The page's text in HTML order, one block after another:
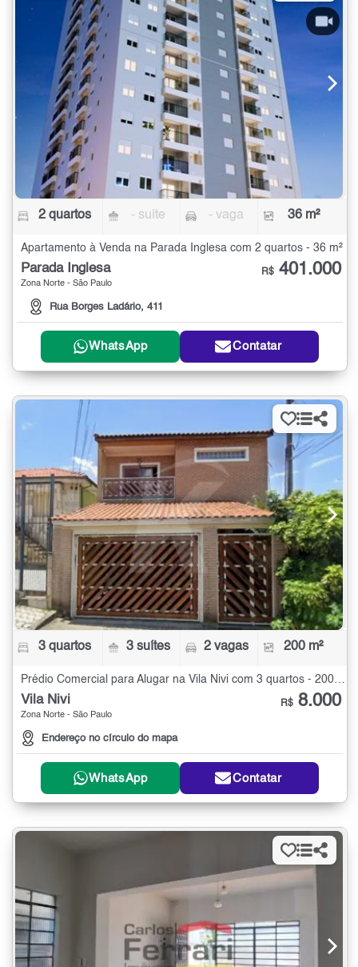
2 quartos - suíte - vaga 36 m²
Apartamento à Venda na Parada Inglesa com 2 quartos - 36 m²
Parada Inglesa
Zona Norte - São Paulo
Rua Borges Ladário, 411
R$ 401.000
WhatsApp Contatar
3 quartos 3 suítes 2 vagas 200 m²
Vila Nivi
Zona Norte - São Paulo
Endereço no círculo do mapa
R$ 8.000
WhatsApp Contatar